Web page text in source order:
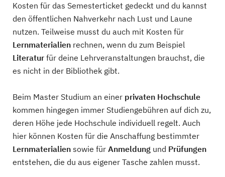
Kosten für das Semesterticket gedeckt und du kannst
den öffentlichen Nahverkehr nach Lust und Laune
nutzen. Teilweise musst du auch mit Kosten für
Lernmaterialien rechnen, wenn du zum Beispiel
Literatur für deine Lehrveranstaltungen brauchst, die
es nicht in der Bibliothek gibt.
Beim Master Studium an einer privaten Hochschule
kommen hingegen immer Studiengebühren auf dich zu,
deren Höhe jede Hochschule individuell regelt. Auch
hier können Kosten für die Anschaffung bestimmter
Lernmaterialien sowie für Anmeldung und Prüfungen
entstehen, die du aus eigener Tasche zahlen musst.